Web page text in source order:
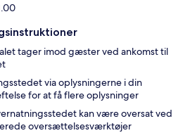
tager imod gæster ved ankomst til
via oplysningerne i din
for at få flere oplysninger
kan være oversat ved
oversættelsesværktøjer